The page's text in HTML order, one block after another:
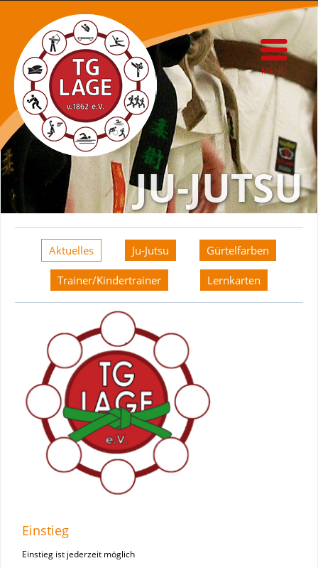
MENÜ
JU-JUTSU
Aktuelles Ju-Jutsu Gürtelfarben
Trainer/Kindertrainer Lernkarten
Einstieg
Einstieg ist jederzeit möglich